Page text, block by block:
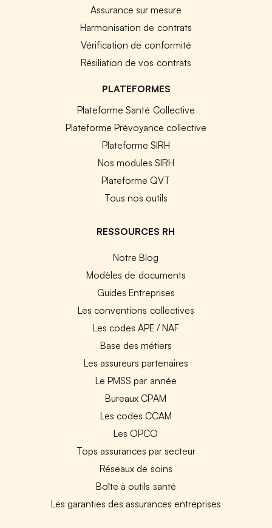
Assurance sur mesure
Harmonisation de contrats
Vérification de conformité
Résiliation de vos contrats
PLATEFORMES
Plateforme Santé Collective
Plateforme Prévoyance collective
Plateforme SIRH
Nos modules SIRH
Plateforme QVT
Tous nos outils
RESSOURCES RH
Notre Blog
Modèles de documents
Guides Entreprises
Les conventions collectives
Les codes APE / NAF
Base des métiers
Les assureurs partenaires
Le PMSS par année
Bureaux CPAM
Les codes CCAM
Les OPCO
Tops assurances par secteur
Réseaux de soins
Boîte à outils santé
Les garanties des assurances entreprises